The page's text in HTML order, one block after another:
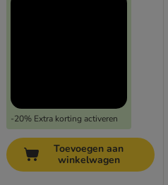
-20% Extra korting activeren
Toevoegen aan
winkelwagen